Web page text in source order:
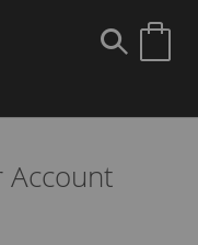
Account